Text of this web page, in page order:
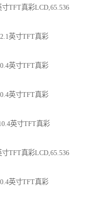
寸TFT真彩LCD,65.536
英寸TFT真彩
英寸TFT真彩
英寸TFT真彩
英寸TFT真彩
寸TFT真彩LCD,65.536
英寸TFT真彩